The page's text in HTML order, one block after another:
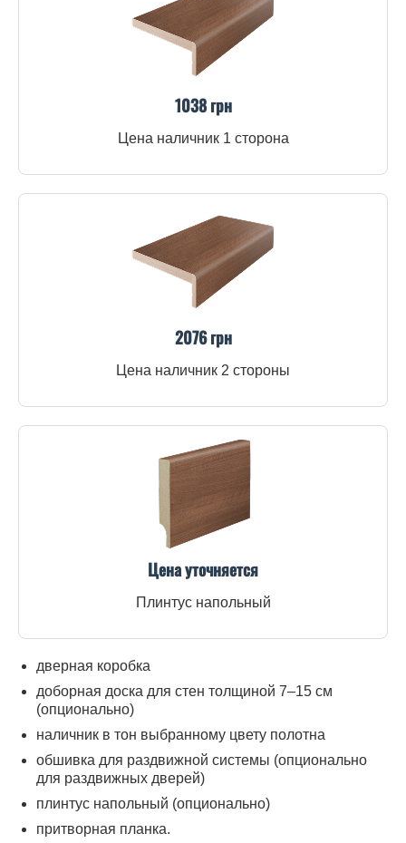
1038 грн
Цена наличник 1 сторона
2076 грн
Цена наличник 2 стороны
Цена уточняется
Плинтус напольный
дверная коробка
доборная доска для стен толщиной 7–15 см
(опционально)
наличник в тон выбранному цвету полотна
обшивка для раздвижной системы (опционально
для раздвижных дверей)
плинтус напольный (опционально)
притворная планка.